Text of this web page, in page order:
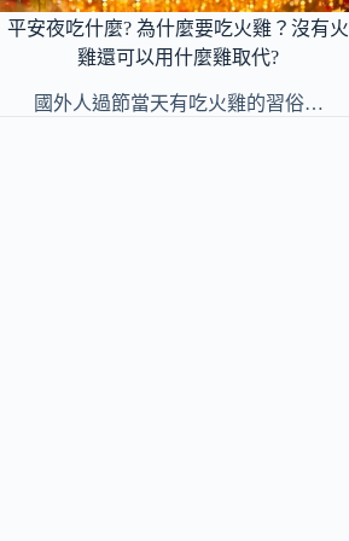
平安夜吃什麼? 為什麼要吃火雞？沒有火
雞還可以用什麼雞取代?
國外人過節當天有吃火雞的習俗…